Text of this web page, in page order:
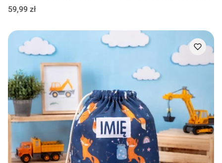
lesie wz 251
Cena
59,99 zł